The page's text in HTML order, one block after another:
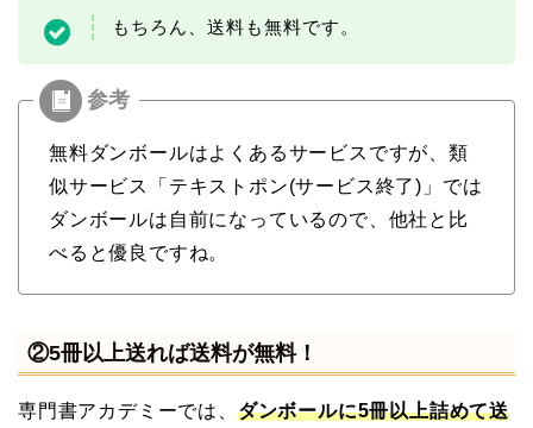
もちろん、送料も無料です。
無料ダンボールはよくあるサービスですが、類
似サービス「テキストポン(サービス終了)」では
ダンボールは自前になっているので、他社と比
べると優良ですね。
②5冊以上送れば送料が無料！
専門書アカデミーでは、 ダンボールに5冊以上詰めて送